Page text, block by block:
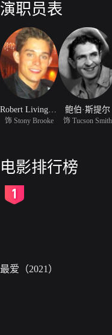
演职员表
饰 Stony Brooke
鲍伯·斯提尔
饰 Tucson Smith
电影排行榜
最爱（2021）